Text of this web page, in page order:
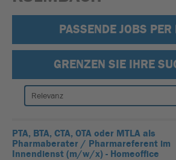
PASSENDE JOBS
GRENZEN SIE IHRE
PTA, BTA, CTA, OTA oder MTLA als
Pharmaberater / Pharmareferent im
Innendienst (m/w/x) - Homeoffice